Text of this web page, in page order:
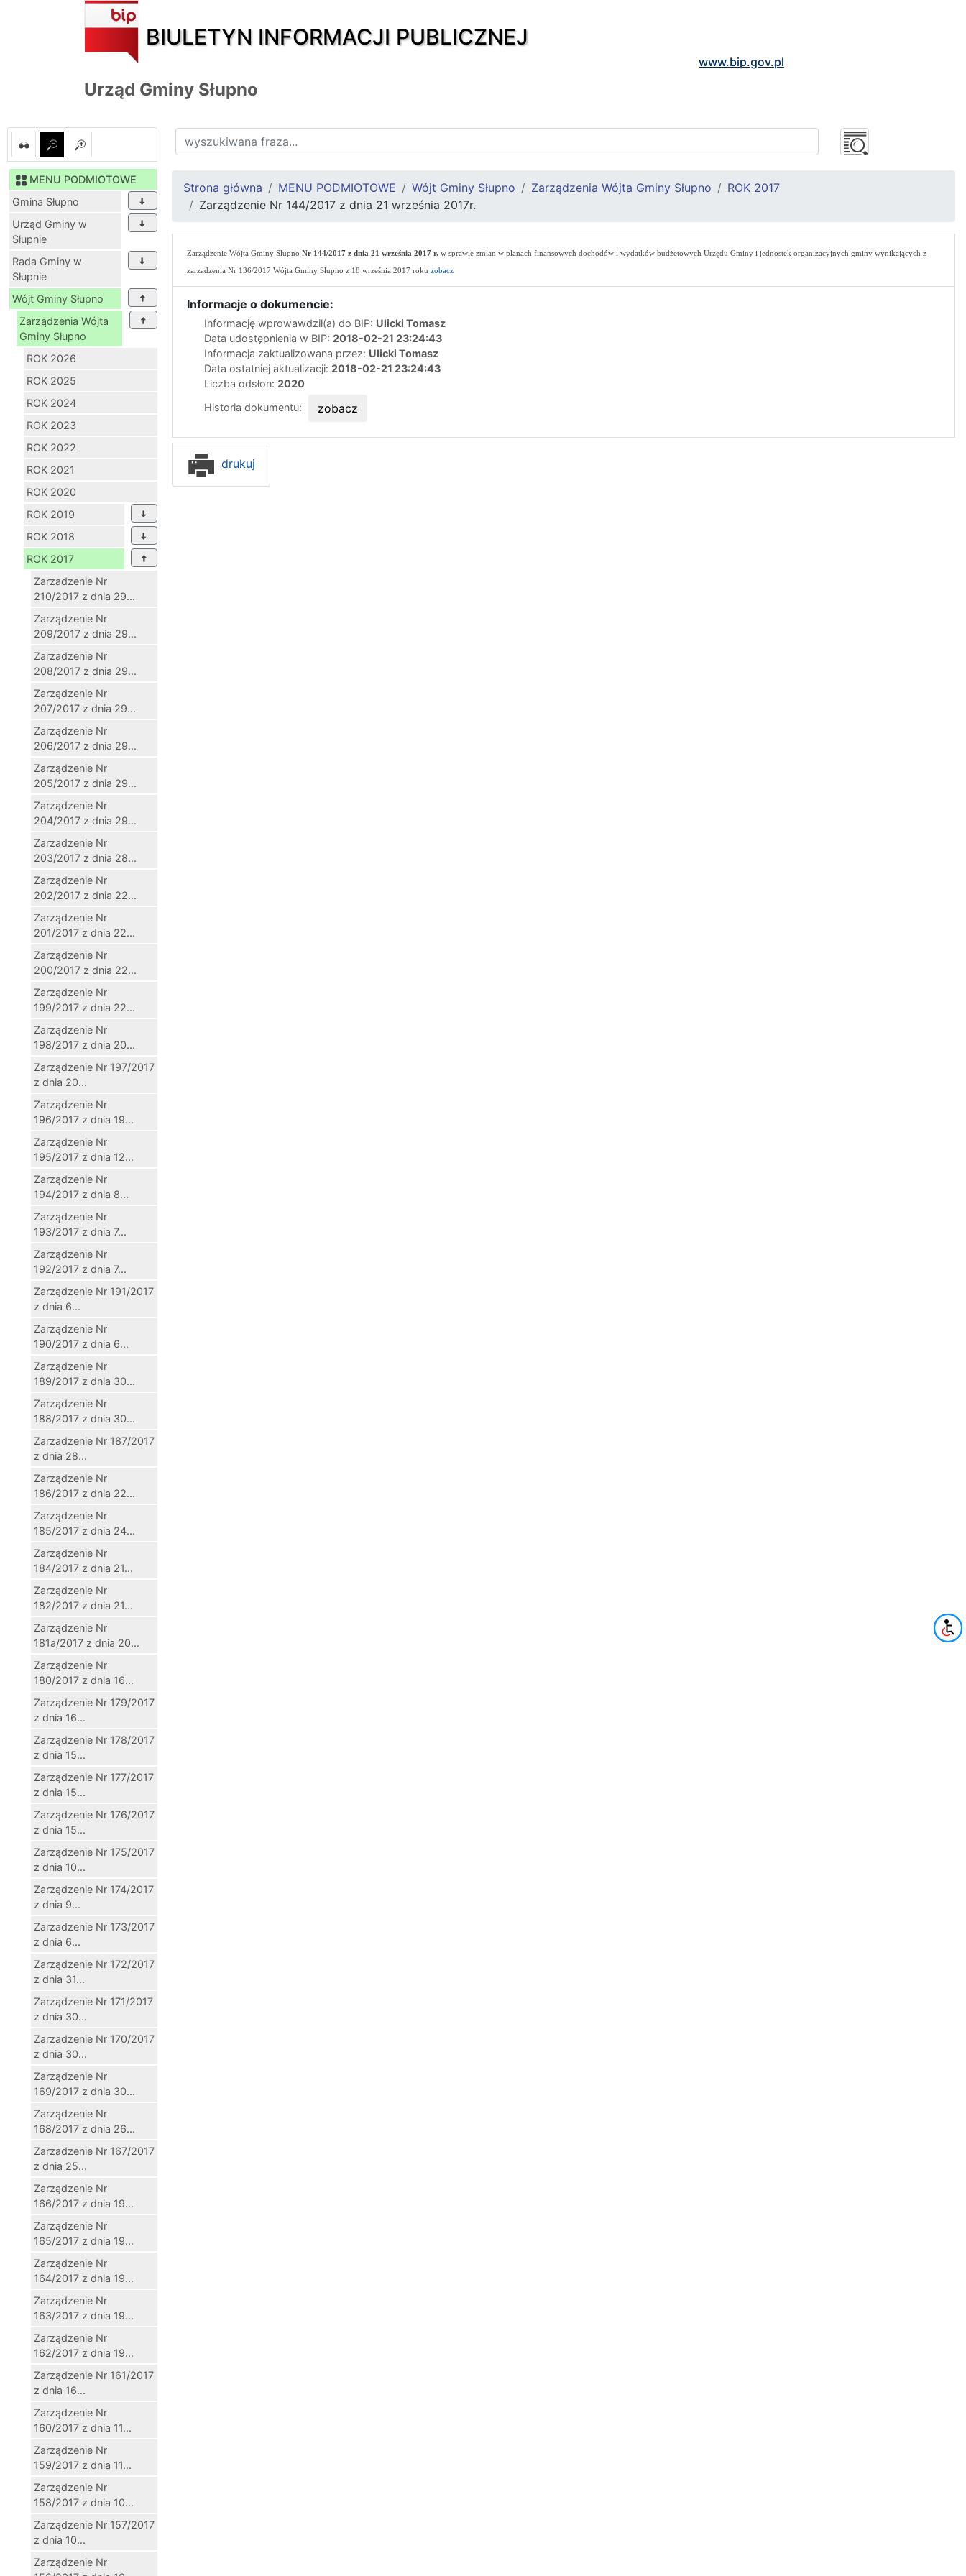
BIULETYN INFORMACJI PUBLICZNEJ
www.bip.gov.pl
Urząd Gminy Słupno
MENU PODMIOTOWE
Gmina Słupno
Urząd Gminy w
Słupnie
Rada Gminy w
Słupnie
Wójt Gminy Słupno
Zarządzenia Wójta
Gminy Słupno
ROK 2026
ROK 2025
ROK 2024
ROK 2023
ROK 2022
ROK 2021
ROK 2020
ROK 2019
ROK 2018
ROK 2017
Zarzadzenie Nr
210/2017 z dnia 29...
Zarządzenie Nr
209/2017 z dnia 29...
Zarzadzenie Nr
208/2017 z dnia 29...
Zarządzenie Nr
207/2017 z dnia 29...
Zarządzenie Nr
206/2017 z dnia 29...
Zarządzenie Nr
205/2017 z dnia 29...
Zarządzenie Nr
204/2017 z dnia 29...
Zarzadzenie Nr
203/2017 z dnia 28...
Zarządzenie Nr
202/2017 z dnia 22...
Zarządzenie Nr
201/2017 z dnia 22...
Zarządzenie Nr
200/2017 z dnia 22...
Zarządzenie Nr
199/2017 z dnia 22...
Zarządzenie Nr
198/2017 z dnia 20...
Zarządzenie Nr 197/2017
z dnia 20...
Zarządzenie Nr
196/2017 z dnia 19...
Zarządzenie Nr
195/2017 z dnia 12...
Zarządzenie Nr
194/2017 z dnia 8...
Zarządzenie Nr
193/2017 z dnia 7...
Zarządzenie Nr
192/2017 z dnia 7...
Zarządzenie Nr 191/2017
z dnia 6...
Zarządzenie Nr
190/2017 z dnia 6...
Zarządzenie Nr
189/2017 z dnia 30...
Zarządzenie Nr
188/2017 z dnia 30...
Zarzadzenie Nr 187/2017
z dnia 28...
Zarządzenie Nr
186/2017 z dnia 22...
Zarządzenie Nr
185/2017 z dnia 24...
Zarządzenie Nr
184/2017 z dnia 21...
Zarządzenie Nr
182/2017 z dnia 21...
Zarządzenie Nr
181a/2017 z dnia 20...
Zarządzenie Nr
180/2017 z dnia 16...
Zarządzenie Nr 179/2017
z dnia 16...
Zarządzenie Nr 178/2017
z dnia 15...
Zarządzenie Nr 177/2017
z dnia 15...
Zarządzenie Nr 176/2017
z dnia 15...
Zarządzenie Nr 175/2017
z dnia 10...
Zarządzenie Nr 174/2017
z dnia 9...
Zarzadzenie Nr 173/2017
z dnia 6...
Zarządzenie Nr 172/2017
z dnia 31...
Zarządzenie Nr 171/2017
z dnia 30...
Zarzadzenie Nr 170/2017
z dnia 30...
Zarządzenie Nr
169/2017 z dnia 30...
Zarządzenie Nr
168/2017 z dnia 26...
Zarzadzenie Nr 167/2017
z dnia 25...
Zarządzenie Nr
166/2017 z dnia 19...
Zarządzenie Nr
165/2017 z dnia 19...
Zarządzenie Nr
164/2017 z dnia 19...
Zarządzenie Nr
163/2017 z dnia 19...
Zarządzenie Nr
162/2017 z dnia 19...
Zarządzenie Nr 161/2017
z dnia 16...
Zarządzenie Nr
160/2017 z dnia 11...
Zarządzenie Nr
159/2017 z dnia 11...
Zarządzenie Nr
158/2017 z dnia 10...
Zarządzenie Nr 157/2017
z dnia 10...
Zarządzenie Nr
Strona główna MENU PODMIOTOWE Wójt Gminy Słupno Zarządzenia Wójta Gminy Słupno
ROK 2017
Zarządzenie Nr 144/2017 z dnia 21 września 2017r.
Zarządzenie Wójta Gminy Słupno Nr 144/2017 z dnia 21 września 2017 r. w sprawie zmian w planach finansowych dochodów i wydatków budżetowych Urzędu Gminy i jednostek organizacyjnych gminy wynikających z
zarządzenia Nr 136/2017 Wójta Gminy Słupno z 18 września 2017 roku zobacz
Informacje o dokumencie:
Informację wprowawdził(a) do BIP: Ulicki Tomasz
Data udostępnienia w BIP: 2018-02-21 23:24:43
Informacja zaktualizowana przez: Ulicki Tomasz
Data ostatniej aktualizacji: 2018-02-21 23:24:43
Liczba odsłon: 2020
Historia dokumentu:
zobacz
drukuj